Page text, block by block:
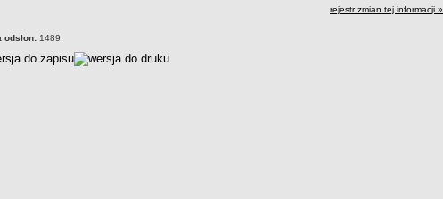
rejestr zmian tej informacji »
odsłon: 1489